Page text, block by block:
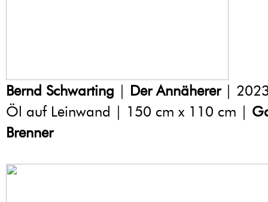
Bernd Schwarting | Der Annäherer|
Öl auf Leinwand | 150 cm x 110 cm |
Brenner